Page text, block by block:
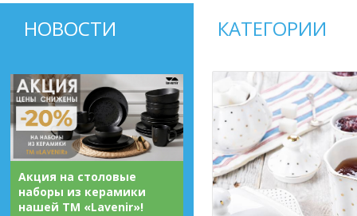
НОВОСТИ
Акция на столовые
наборы из керамики
нашей ТМ «Lavenir»!
КАТЕГОРИИ